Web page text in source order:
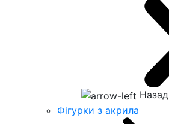
Назад
Фігурки з акрила